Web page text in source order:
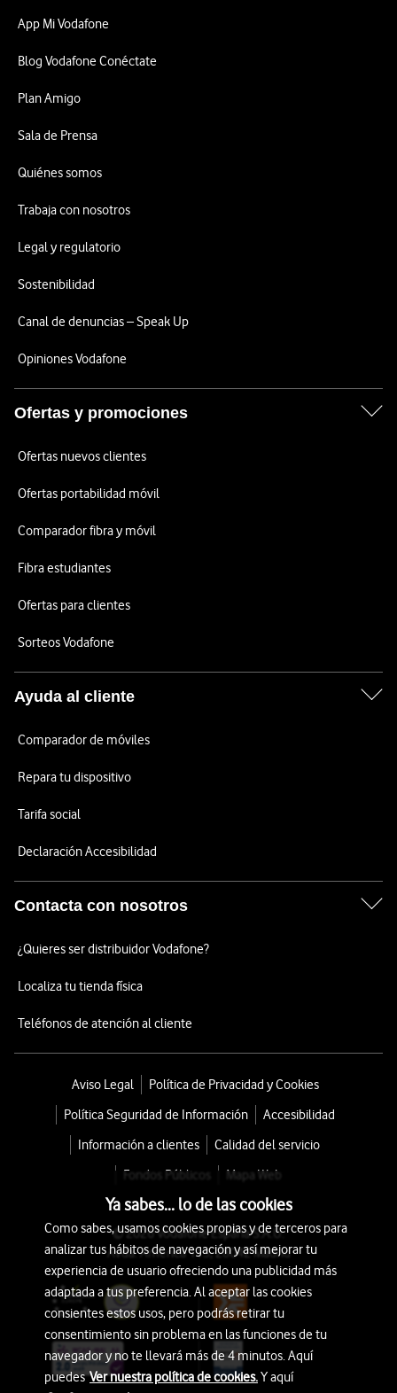
App Mi Vodafone
Blog Vodafone Conéctate
Plan Amigo
Sala de Prensa
Quiénes somos
Trabaja con nosotros
Legal y regulatorio
Sostenibilidad
Canal de denuncias – Speak Up
Opiniones Vodafone
Ofertas y promociones
Ofertas nuevos clientes
Ofertas portabilidad móvil
Comparador fibra y móvil
Fibra estudiantes
Ofertas para clientes
Sorteos Vodafone
Ayuda al cliente
Comparador de móviles
Repara tu dispositivo
Tarifa social
Declaración Accesibilidad
Contacta con nosotros
¿Quieres ser distribuidor Vodafone?
Localiza tu tienda física
Teléfonos de atención al cliente
Aviso Legal
Política de Privacidad y Cookies
Política Seguridad de Información
Accesibilidad
Información a clientes
Calidad del servicio
Fondos Públicos
Mapa Web
© 2026 Vodafone España S.A.U.
Avda. América 115, 28042 Madrid
Ya sabes... lo de las cookies
Como sabes, usamos cookies propias y de terceros para
analizar tus hábitos de navegación y así mejorar tu
experiencia de usuario ofreciendo una publicidad más
adaptada a tus preferencia. Al aceptar las cookies
consientes estos usos, pero podrás retirar tu
consentimiento sin problema en las funciones de tu
navegador y no te llevará más de 4 minutos. Aquí
puedesVer nuestra política de cookies.Y aquí